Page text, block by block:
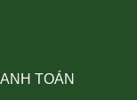
TOÁN